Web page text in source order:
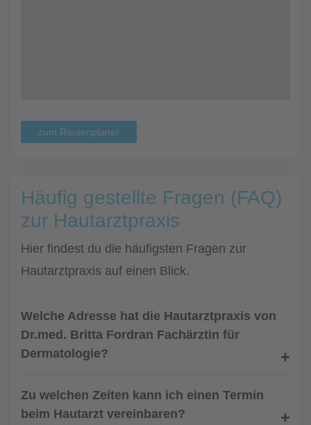
zum Routenplaner
Häufig gestellte Fragen (FAQ)
zur Hautarztpraxis
Hier findest du die häufigsten Fragen zur
Hautarztpraxis auf einen Blick.
Welche Adresse hat die Hautarztpraxis von
Dr.med. Britta Fordran Fachärztin für
Dermatologie?
Zu welchen Zeiten kann ich einen Termin
beim Hautarzt vereinbaren?